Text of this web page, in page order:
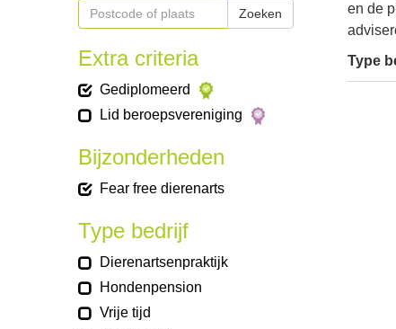
Zoeken
Extra criteria
Gediplomeerd
Lid beroepsvereniging
Bijzonderheden
Fear free dierenarts
Type bedrijf
Dierenartsenpraktijk
Hondenpension
Vrije tijd
en de
Type